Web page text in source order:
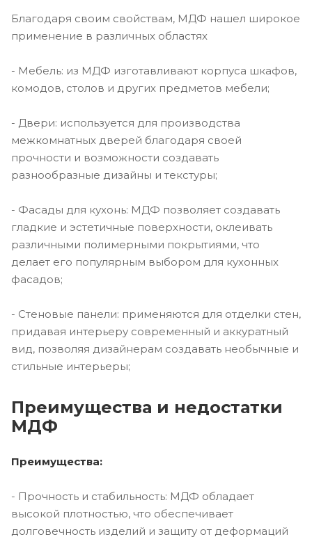
Благодаря своим свойствам, МДФ нашел широкое
применение в различных областях
- Мебель: из МДФ изготавливают корпуса шкафов,
комодов, столов и других предметов мебели;
- Двери: используется для производства
межкомнатных дверей благодаря своей
прочности и возможности создавать
разнообразные дизайны и текстуры;
- Фасады для кухонь: МДФ позволяет создавать
гладкие и эстетичные поверхности, оклеивать
различными полимерными покрытиями, что
делает его популярным выбором для кухонных
фасадов;
- Стеновые панели: применяются для отделки стен,
придавая интерьеру современный и аккуратный
вид, позволяя дизайнерам создавать необычные и
стильные интерьеры;
Преимущества и недостатки
МДФ
Преимущества:
- Прочность и стабильность: МДФ обладает
высокой плотностью, что обеспечивает
долговечность изделий и защиту от деформаций